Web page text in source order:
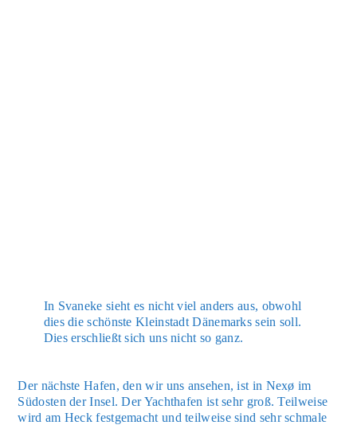
In Sva­n­eke sieht es nicht viel anders aus, obwohl
dies die schöns­te Klein­stadt Däne­marks sein soll.
Dies erschließt sich uns nicht so ganz.
Der nächs­te Hafen, den wir uns anse­hen, ist in Nexø im
Süd­os­ten der Insel. Der Yacht­ha­fen ist sehr groß. Teil­wei­se
wird am Heck fest­ge­macht und teil­wei­se sind sehr schma­le